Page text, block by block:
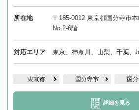
所在地
〒185-0012 東京都国分寺市
No.2-6階
対応エリア 東京、神奈川、山梨、千葉、
東京都 国分寺市 国
詳細を見る